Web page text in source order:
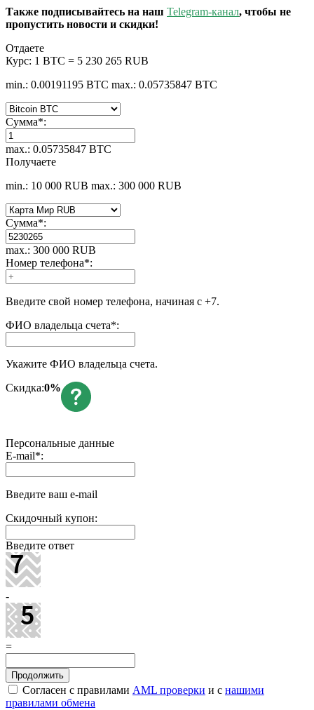
Также подписывайтесь на наш Telegram-канал, чтобы не
пропустить новости и скидки!
Отдаете
Курс: 1 BTC = 5 230 265 RUB
min.: 0.00191195 BTC max.: 0.05735847 BTC
Сумма*:
max.: 0.05735847 BTC
Получаете
min.: 10 000 RUB max.: 300 000 RUB
Сумма*:
max.: 300 000 RUB
Номер телефона*:
Введите свой номер телефона, начиная с +7.
ФИО владельца счета*:
Укажите ФИО владельца счета.
Скидка:0%
Персональные данные
E-mail*:
Введите ваш e-mail
Скидочный купон:
Введите ответ
-
=
Согласен с правилами AML проверки и с нашими
правилами обмена